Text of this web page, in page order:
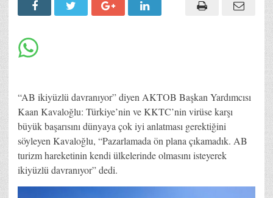
“AB ikiyüzlü davranıyor” diyen AKTOB Başkan Yardımcısı
Kaan Kavaloğlu: Türkiye’nin ve KKTC’nin virüse karşı
büyük başarısını dünyaya çok iyi anlatması gerektiğini
söyleyen Kavaloğlu, “Pazarlamada ön plana çıkamadık. AB
turizm hareketinin kendi ülkelerinde olmasını isteyerek
ikiyüzlü davranıyor” dedi.